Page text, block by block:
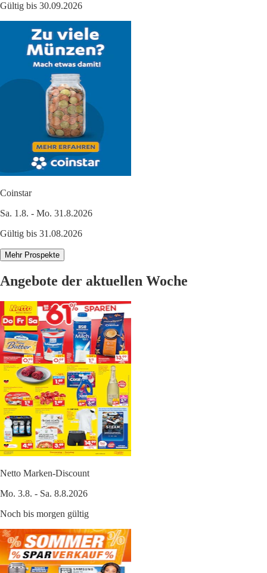
Gültig bis 30.09.2026
Coinstar
Sa. 1.8. - Mo. 31.8.2026
Gültig bis 31.08.2026
Mehr Prospekte
Angebote der aktuellen Woche
Netto Marken-Discount
Mo. 3.8. - Sa. 8.8.2026
Noch bis morgen gültig